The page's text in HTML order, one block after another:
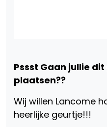
Pssst Gaan jullie
plaatsen??
Wij willen Lancome
heerlijke geurtje!!!